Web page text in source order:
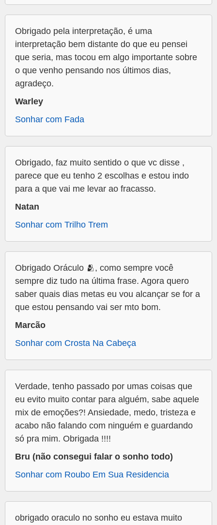
Obrigado pela interpretação, é uma
interpretação bem distante do que eu pensei
que seria, mas tocou em algo importante sobre
o que venho pensando nos últimos dias,
agradeço.
Warley
Sonhar com Fada
Obrigado, faz muito sentido o que vc disse ,
parece que eu tenho 2 escolhas e estou indo
para a que vai me levar ao fracasso.
Natan
Sonhar com Trilho Trem
Obrigado Oráculo 🫂, como sempre você
sempre diz tudo na última frase. Agora quero
saber quais dias metas eu vou alcançar se for a
que estou pensando vai ser mto bom.
Marcão
Sonhar com Crosta Na Cabeça
Verdade, tenho passado por umas coisas que
eu evito muito contar para alguém, sabe aquele
mix de emoções?! Ansiedade, medo, tristeza e
acabo não falando com ninguém e guardando
só pra mim. Obrigada !!!!
Bru (não consegui falar o sonho todo)
Sonhar com Roubo Em Sua Residencia
obrigado oraculo no sonho eu estava muito